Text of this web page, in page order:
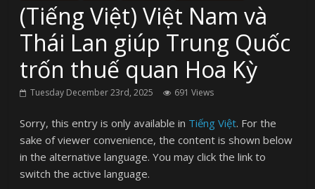
(Tiếng Việt) Việt Nam và
Thái Lan giúp Trung Quốc
trốn thuế quan Hoa Kỳ
Tuesday December 23rd, 2025 691 Views
Sorry, this entry is only available in Tiếng Việt. For the
sake of viewer convenience, the content is shown below
in the alternative language. You may click the link to
switch the active language.